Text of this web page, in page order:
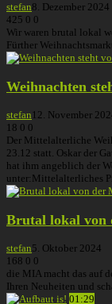
stefan8. Dezember 2024
425 0 0
Wir waren brutal lokal
Fürther
Weihnachten
stefan 12. November
18 0 0
Der Mittelalterliche
23.12 statt. Oskar der
hat ihm angeblich der
unter:Mittelalterliches
Brutal lokal von
stefan5. Oktober 2024
168 0 0
die MIA macht das auf
Ihren Neuheiten und
01:29